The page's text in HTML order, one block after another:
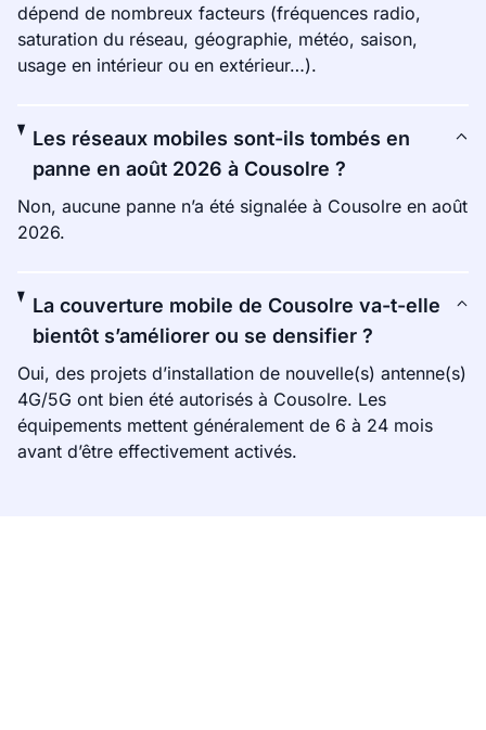
dépend de nombreux facteurs (fréquences radio,
saturation du réseau, géographie, météo, saison,
usage en intérieur ou en extérieur…).
Les réseaux mobiles sont-ils tombés en
panne en août 2026 à Cousolre ?
Non, aucune panne n’a été signalée à Cousolre en août
2026.
La couverture mobile de Cousolre va-t-elle
bientôt s’améliorer ou se densifier ?
Oui, des projets d’installation de nouvelle(s) antenne(s)
4G/5G ont bien été autorisés à Cousolre. Les
équipements mettent généralement de 6 à 24 mois
avant d’être effectivement activés.